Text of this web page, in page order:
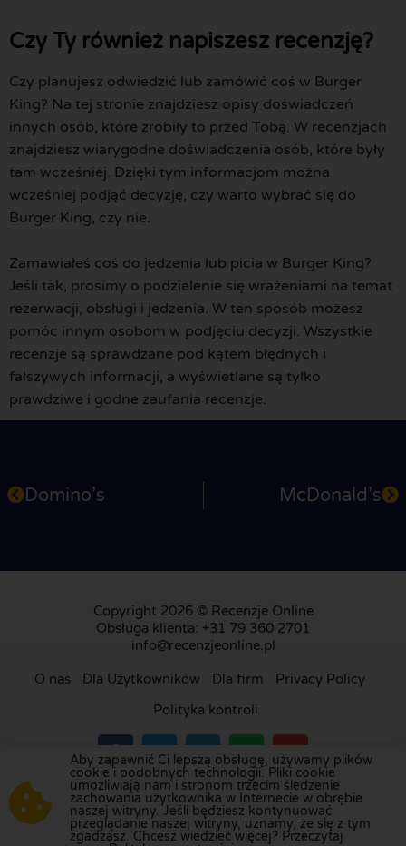
Czy Ty również napiszesz recenzję?
Czy planujesz odwiedzić lub zamówić coś w Burger
King? Na tej stronie znajdziesz opisy doświadczeń
innych osób, które zrobiły to przed Tobą. W recenzjach
znajdziesz wiarygodne doświadczenia osób, które były
tam wcześniej. Dzięki tym informacjom można
wcześniej podjąć decyzję, czy warto wybrać się do
Burger King, czy nie.
Zamawiałeś coś do jedzenia lub picia w Burger King?
Jeśli tak, prosimy o podzielenie się wrażeniami na temat
rezerwacji, obsługi i jedzenia. W ten sposób możesz
pomóc innym osobom w podjęciu decyzji. Wszystkie
recenzje są sprawdzane pod kątem błędnych i
fałszywych informacji, a wyświetlane są tylko
prawdziwe i godne zaufania recenzje.
Domino’s McDonald’s
Copyright 2026 © Recenzje Online
Obsługa klienta: +31 79 360 2701
info@recenzjeonline.pl
O nas Dla Użytkowników Dla firm
Privacy Policy
Polityka kontroli
Odwiedź naszą platformę recenzji wHolandii,
Wielkiej Brytanii,Francji,Niemczech,Belgii,
Hiszpanii,Włoszech, Portugalii,Danii,Finlandii i
Aby zapewnić Ci lepszą obsługę, używamy plików
cookie i podobnych technologii. Pliki cookie
umożliwiają nam i stronom trzecim śledzenie
zachowania użytkownika w Internecie w obrębie
naszej witryny. Jeśli będziesz kontynuować
przeglądanie naszej witryny, uznamy, że się z tym
zgadzasz. Chcesz wiedzieć więcej? Przeczytaj